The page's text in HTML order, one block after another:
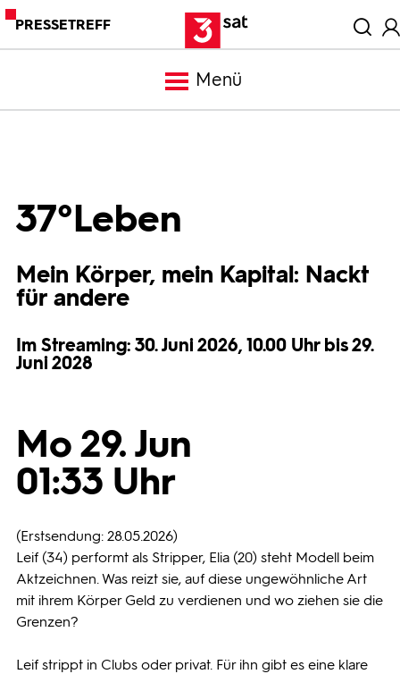
PRESSETREFF
Menü
Programmwochen
37°Leben
Mein Körper, mein Kapital: Nackt
für andere
Im Streaming: 30. Juni 2026, 10.00 Uhr bis 29.
Juni 2028
Mo 29. Jun
01:33 Uhr
(Erstsendung: 28.05.2026)
Leif (34) performt als Stripper, Elia (20) steht Modell beim
Aktzeichnen. Was reizt sie, auf diese ungewöhnliche Art
mit ihrem Körper Geld zu verdienen und wo ziehen sie die
Grenzen?
Leif strippt in Clubs oder privat. Für ihn gibt es eine klare